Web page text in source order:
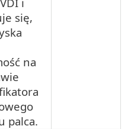
się,
na
palca.